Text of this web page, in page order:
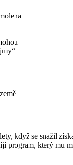
když se snažil
program, který mu